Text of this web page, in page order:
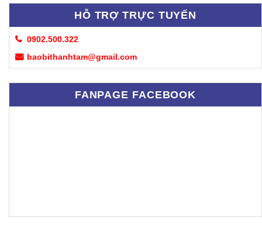
HỖ TRỢ TRỰC TUYẾN
0902.500.322
baobithanhtam@gmail.com
FANPAGE FACEBOOK